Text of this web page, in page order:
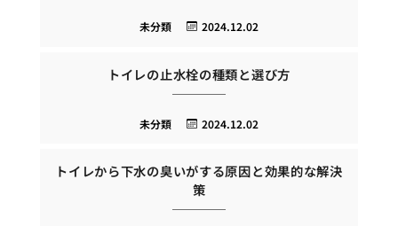
2024.12.02
未分類
トイレの止水栓の種類と選び方
2024.12.02
未分類
トイレから下水の臭いがする原因と効果的な解決
策